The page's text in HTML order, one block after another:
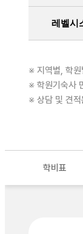
레벨시
※ 지역별, 학원
※ 학원기숙사
※ 상담 및 견
학비표